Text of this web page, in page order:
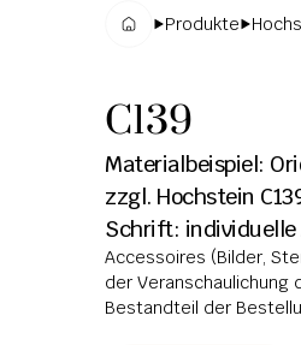
Produkte
C139
Materialbeispiel:
zzgl. Hochstein
Schrift: individuelle
Accessoires (Bilder,
der
Bestandteil der